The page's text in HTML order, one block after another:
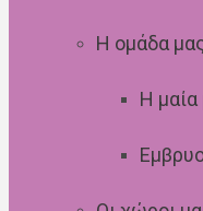
Η ομάδα
Η μαία